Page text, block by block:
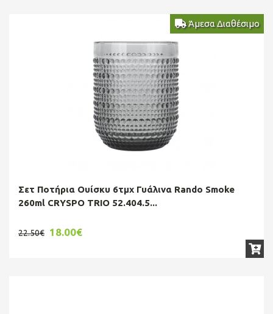
Άμεσα Διαθέσιμο
Σετ Ποτήρια Ουίσκυ 6τμχ Γυάλινα Rando Smoke
260ml CRYSPO TRIO 52.404.5...
22.50€ 18.00€